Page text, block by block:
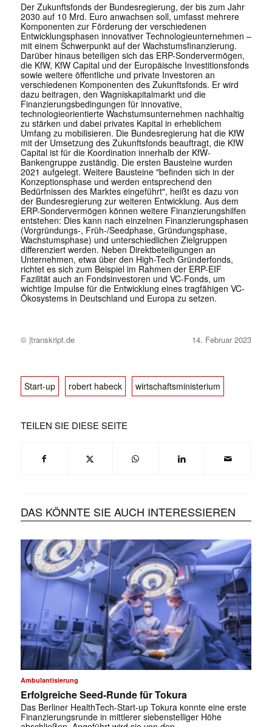
Der Zukunftsfonds der Bundesregierung, der bis zum Jahr
2030 auf 10 Mrd. Euro anwachsen soll, umfasst mehrere
Komponenten zur Förderung der verschiedenen
Entwicklungsphasen innovativer Technologieunternehmen –
mit einem Schwerpunkt auf der Wachstumsfinanzierung.
Darüber hinaus beteiligen sich das ERP-Sondervermögen,
die KfW, KfW Capital und der Europäische Investitionsfonds
sowie weitere öffentliche und private Investoren an
verschiedenen Komponenten des Zukunftsfonds. Er wird
dazu beitragen, den Wagniskapitalmarkt und die
Finanzierungsbedingungen für innovative,
technologieorientierte Wachstumsunternehmen nachhaltig
zu stärken und dabei privates Kapital in erheblichem
Umfang zu mobilisieren. Die Bundesregierung hat die KfW
mit der Umsetzung des Zukunftsfonds beauftragt, die KfW
Capital ist für die Koordination innerhalb der KfW-
Bankengruppe zuständig. Die ersten Bausteine wurden
2021 aufgelegt. Weitere Bausteine "befinden sich in der
Konzeptionsphase und werden entsprechend den
Bedürfnissen des Marktes eingeführt", heißt es dazu von
der Bundesregierung zur weiteren Entwicklung. Aus dem
ERP-Sondervermögen können weitere Finanzierungshilfen
entstehen: Dies kann nach einzelnen Finanzierungsphasen
(Vorgründungs-, Früh-/Seedphase, Gründungsphase,
Wachstumsphase) und unterschiedlichen Zielgruppen
differenziert werden. Neben Direktbeteiligungen an
Unternehmen, etwa über den High-Tech Gründerfonds,
richtet es sich zum Beispiel im Rahmen der ERP-EIF
Fazilität auch an Fondsinvestoren und VC-Fonds, um
wichtige Impulse für die Entwicklung eines tragfähigen VC-
Ökosystems in Deutschland und Europa zu setzen.
© |transkript.de 14. Februar 2023
Start-up robert habeck wirtschaftsministerium
TEILEN SIE DIESE SEITE
DAS KÖNNTE SIE AUCH INTERESSIEREN
Ambulantisierung
Erfolgreiche Seed-Runde für Tokura
Das Berliner HealthTech-Start-up Tokura konnte eine erste
Finanzierungsrunde in mittlerer siebenstelliger Höhe